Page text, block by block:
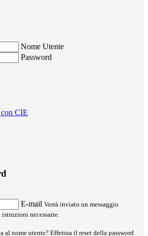
Nome Utente
Password
CIE
E-mail Verrà inviato un messaggio
necessarie.
al nome utente? Effettua il reset della password